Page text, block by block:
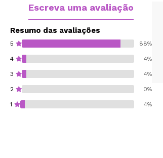
Escreva uma avaliação
Resumo das avaliações
5 88%
4 4%
3 4%
2 0%
1 4%